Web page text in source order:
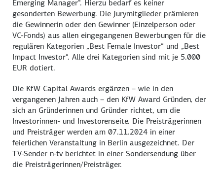
Emerging Manager“. Hierzu bedarf es keiner
gesonderten Bewerbung. Die Jurymitglieder prämieren
die Gewinnerin oder den Gewinner (Einzelperson oder
VC-Fonds) aus allen eingegangenen Bewerbungen für die
regulären Kategorien „Best Female Investor“ und „Best
Impact Investor“. Alle drei Kategorien sind mit je 5.000
EUR dotiert.
Die KfW Capital Awards ergänzen – wie in den
vergangenen Jahren auch – den KfWAward Gründen, der
sich an Gründerinnen und Gründer richtet, um die
Investorinnen- und Investorenseite. Die Preisträgerinnen
und Preisträger werden am 07.11.2024 in einer
feierlichen Veranstaltung in Berlin ausgezeichnet. Der
TV-Sender n-tv berichtet in einer Sondersendung über
die Preisträgerinnen/Preisträger.